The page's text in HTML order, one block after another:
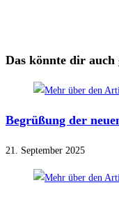
Das könnte dir auch
Begrüßung der
21. September 2025